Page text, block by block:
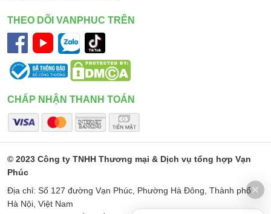
THEO DÕI VANPHUC TRÊN
CHẤP NHẬN THANH TOÁN
© 2023 Công ty TNHH Thương mại & Dịch vụ tổng hợp Vạn
Phúc
Địa chỉ: Số 127 đường Vạn Phúc, Phường Hà Đông, Thành phố
Hà Nội, Việt Nam